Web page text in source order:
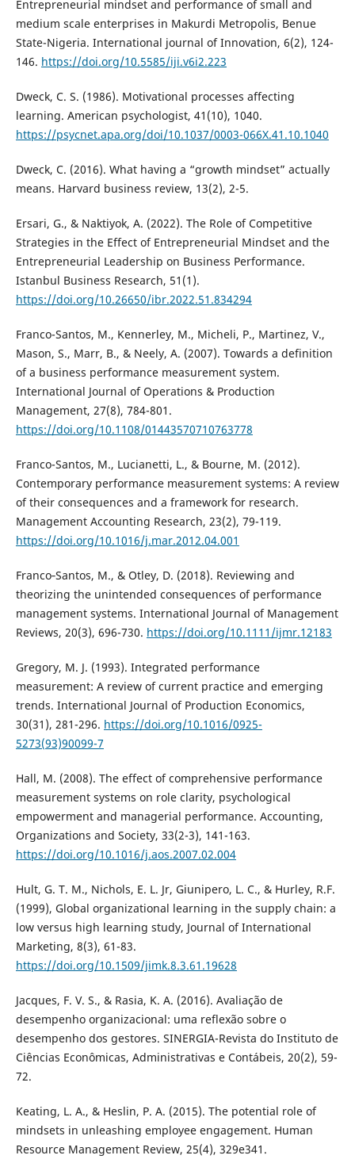
Entrepreneurial mindset and performance of small and
medium scale enterprises in Makurdi Metropolis, Benue
State-Nigeria. International journal of Innovation, 6(2), 124-
146. https://doi.org/10.5585/iji.v6i2.223
Dweck, C. S. (1986). Motivational processes affecting
learning. American psychologist, 41(10), 1040.
https://psycnet.apa.org/doi/10.1037/0003-066X.41.10.1040
Dweck, C. (2016). What having a “growth mindset” actually
means. Harvard business review, 13(2), 2-5.
Ersari, G., & Naktiyok, A. (2022). The Role of Competitive
Strategies in the Effect of Entrepreneurial Mindset and the
Entrepreneurial Leadership on Business Performance.
Istanbul Business Research, 51(1).
https://doi.org/10.26650/ibr.2022.51.834294
Franco-Santos, M., Kennerley, M., Micheli, P., Martinez, V.,
Mason, S., Marr, B., & Neely, A. (2007). Towards a definition
of a business performance measurement system.
International Journal of Operations & Production
Management, 27(8), 784-801.
https://doi.org/10.1108/01443570710763778
Franco-Santos, M., Lucianetti, L., & Bourne, M. (2012).
Contemporary performance measurement systems: A review
of their consequences and a framework for research.
Management Accounting Research, 23(2), 79-119.
https://doi.org/10.1016/j.mar.2012.04.001
Franco‐Santos, M., & Otley, D. (2018). Reviewing and
theorizing the unintended consequences of performance
management systems. International Journal of Management
Reviews, 20(3), 696-730. https://doi.org/10.1111/ijmr.12183
Gregory, M. J. (1993). Integrated performance
measurement: A review of current practice and emerging
trends. International Journal of Production Economics,
30(31), 281-296. https://doi.org/10.1016/0925-
5273(93)90099-7
Hall, M. (2008). The effect of comprehensive performance
measurement systems on role clarity, psychological
empowerment and managerial performance. Accounting,
Organizations and Society, 33(2-3), 141-163.
https://doi.org/10.1016/j.aos.2007.02.004
Hult, G. T. M., Nichols, E. L. Jr, Giunipero, L. C., & Hurley, R.F.
(1999), Global organizational learning in the supply chain: a
low versus high learning study, Journal of International
Marketing, 8(3), 61-83.
https://doi.org/10.1509/jimk.8.3.61.19628
Jacques, F. V. S., & Rasia, K. A. (2016). Avaliação de
desempenho organizacional: uma reflexão sobre o
desempenho dos gestores. SINERGIA-Revista do Instituto de
Ciências Econômicas, Administrativas e Contábeis, 20(2), 59-
72.
Keating, L. A., & Heslin, P. A. (2015). The potential role of
mindsets in unleashing employee engagement. Human
Resource Management Review, 25(4), 329e341.